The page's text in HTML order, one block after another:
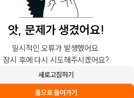
앗, 문제가 생겼어요!
일시적인 오류가 발생했어요.
잠시 후에 다시 시도해주시겠어요?
새로고침하기
홈으로 돌아가기